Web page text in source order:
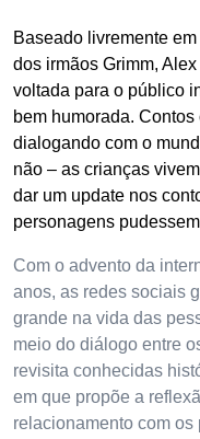
Baseado livremente
dos irmãos Grimm,
voltada para o público
bem humorada.
dialogando com o
não – as crianças
dar um update nos
personagens
Com o advento da
anos, as redes sociais
grande na vida das
meio do diálogo entre
revisita conhecidas
em que propõe a
relacionamento com